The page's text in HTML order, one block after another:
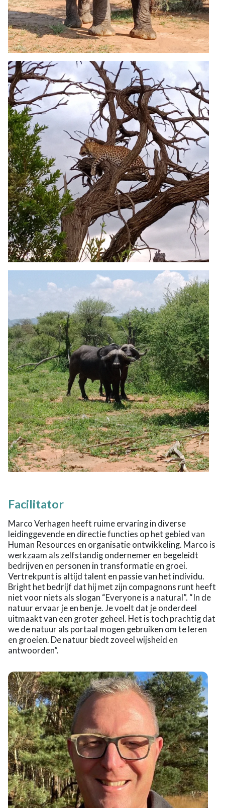
Facilitator
Marco Verhagen heeft ruime ervaring in diverse
leidinggevende en directie functies op het gebied van
Human Resources en organisatie ontwikkeling. Marco is
werkzaam als zelfstandig ondernemer en begeleidt
bedrijven en personen in transformatie en groei.
Vertrekpunt is altijd talent en passie van het individu.
Bright het bedrijf dat hij met zijn compagnons runt heeft
niet voor niets als slogan “Everyone is a natural”. “In de
natuur ervaar je en ben je. Je voelt dat je onderdeel
uitmaakt van een groter geheel. Het is toch prachtig dat
we de natuur als portaal mogen gebruiken om te leren
en groeien. De natuur biedt zoveel wijsheid en
antwoorden”.